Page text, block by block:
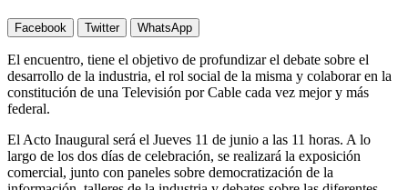
Facebook Twitter WhatsApp
El encuentro, tiene el objetivo de profundizar el debate sobre el
desarrollo de la industria, el rol social de la misma y colaborar en la
constitución de una Televisión por Cable cada vez mejor y más
federal.
El Acto Inaugural será el Jueves 11 de junio a las 11 horas. A lo
largo de los dos días de celebración, se realizará la exposición
comercial, junto con paneles sobre democratización de la